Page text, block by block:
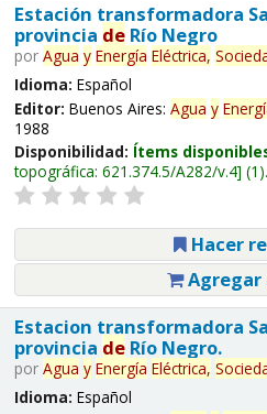
Estación transformadora
provincia deRío Negro
por Agua y Energía Eléctrica,
Idioma: Español
Editor: Buenos Aires: Agua y
1988
Disponibilidad: Ítems
topográfica: 621.374.5/A282/v.4 (1).
Hacer
Agregar
Estacion transformadora
provincia deRío Negro.
por Agua y Energía Eléctrica,
Idioma: Español